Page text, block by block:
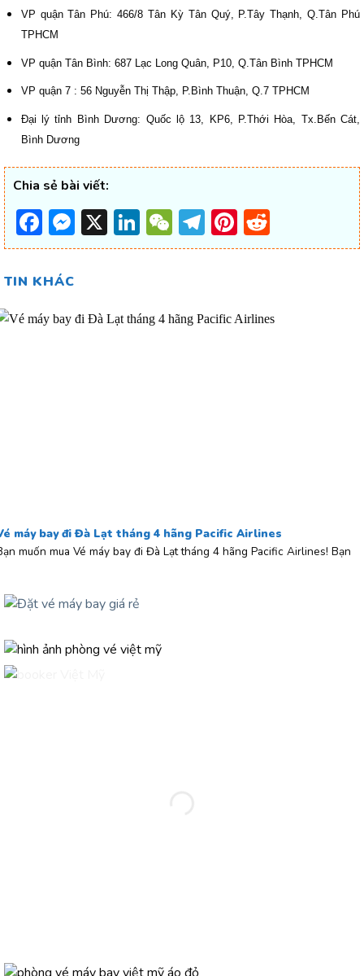
VP quận Tân Phú: 466/8 Tân Kỳ Tân Quý, P.Tây Thạnh, Q.Tân Phú
TPHCM
VP quận Tân Bình: 687 Lạc Long Quân, P10, Q.Tân Bình TPHCM
VP quận 7 : 56 Nguyễn Thị Thập, P.Bình Thuận, Q.7 TPHCM
Đại lý tỉnh Bình Dương: Quốc lộ 13, KP6, P.Thới Hòa, Tx.Bến Cát,
Bình Dương
Chia sẻ bài viết:
Facebook
Messenger
X LinkedIn
WeChat
Telegram
Pinterest
TIN KHÁC
máy bay đi Đà Lạt tháng 4 hãng Pacific Airlines
muốn mua Vé máy bay đi Đà Lạt tháng 4 hãng Pacific Airlines! Bạn